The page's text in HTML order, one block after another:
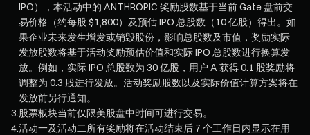
IPO），本活动中的 ANTHROPIC 奖励股数基于当前 Gate 盘前交
易价格（约每股 $1,800）及预估 IPO 总股数（10 亿股）得出。如
果企业未来发生增发或销毁股份，影响总股数及市值，奖励实际
发放股数将基于活动奖励预估价值和实际 IPO 总股数进行换算发
放。例如，实际 IPO 总股数为 30 亿股，用户 A 获得 0.1 股奖励将
调整为 0.3 股进行发放。活动奖励股数以及实际价值计算方案将在
发放前另行通知。
3.股票板块当前仅限美股盘中时间可进行交易。
4.活动一及活动二所有奖励将在活动结束后 7 个工作日内显示在用